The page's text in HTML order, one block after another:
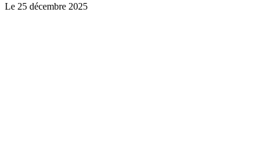
Le 25 décembre 2025